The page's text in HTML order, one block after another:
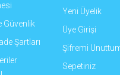
Güvenlik
Şartları
Yeni Üyelik
Üye Girişi
Şifremi
Sepetiniz